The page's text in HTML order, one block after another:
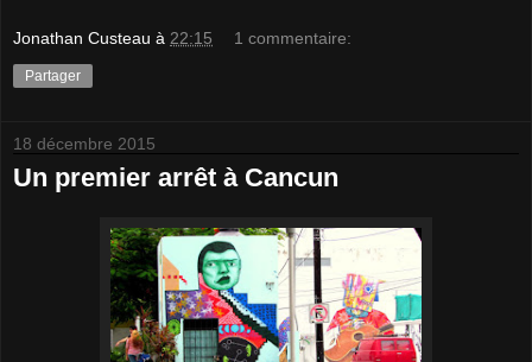
Jonathan Custeau à 22:15 1 commentaire:
Partager
18 décembre 2015
Un premier arrêt à Cancun